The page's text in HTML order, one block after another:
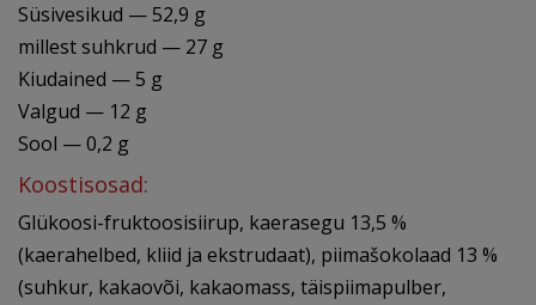
Süsivesikud — 52,9 g
millest suhkrud — 27 g
Kiudained — 5 g
Valgud — 12 g
Sool — 0,2 g
Koostisosad:
Glükoosi-fruktoosisiirup, kaerasegu 13,5 %
(kaerahelbed, kliid ja ekstrudaat), piimašokolaad 13 %
(suhkur, kakaovõi, kakaomass, täispiimapulber,